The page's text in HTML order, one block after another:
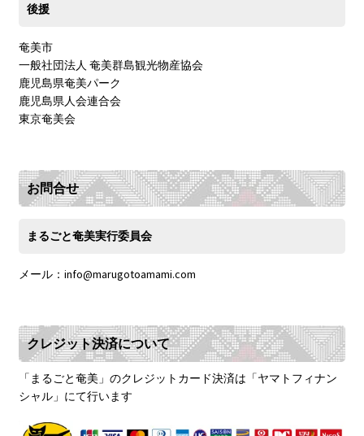
後援
奄美市
一般社団法人 奄美群島観光物産協会
鹿児島県奄美パーク
鹿児島県人会連合会
東京奄美会
お問合せ
まるごと奄美実行委員会
メール：info@marugotoamami.com
クレジット決済について
「まるごと奄美」のクレジットカード決済は「ヤマトフィナン
シャル」にて行います